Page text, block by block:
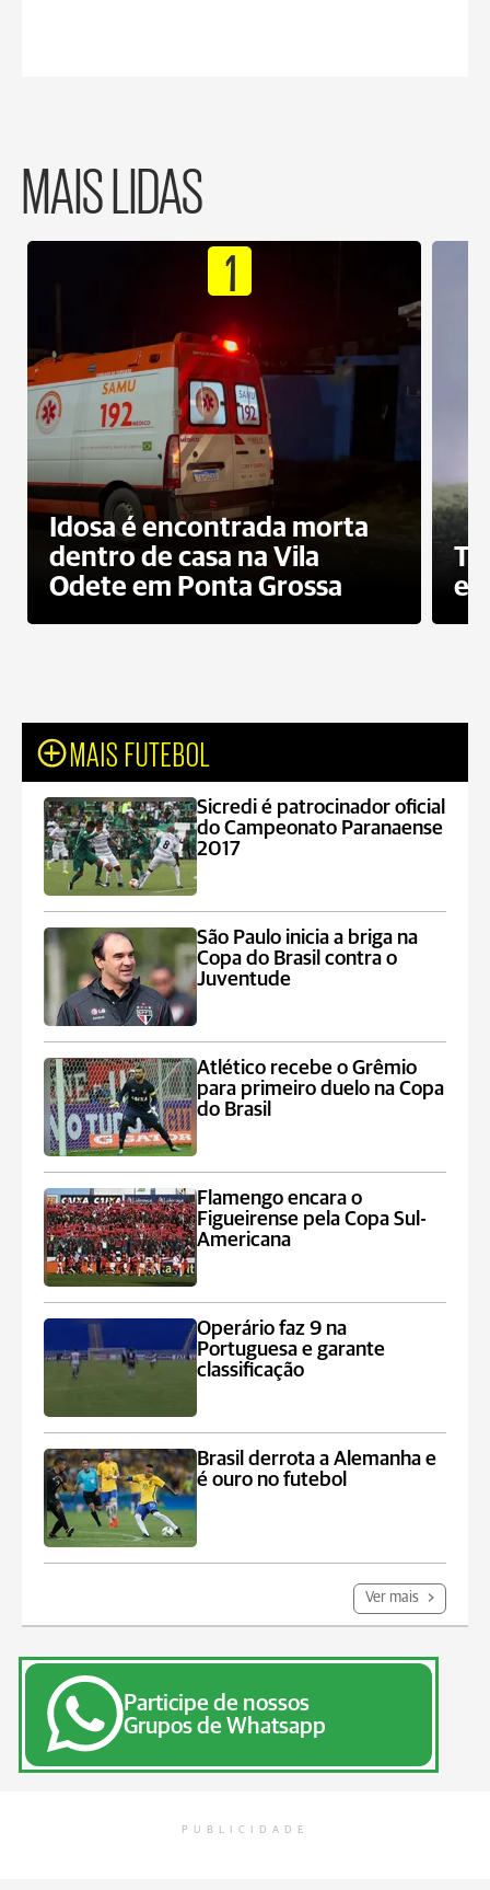
MAIS LIDAS
1
Idosa é encontrada morta
dentro de casa na Vila
Odete em Ponta Grossa
e
MAIS FUTEBOL
Sicredi é patrocinador oficial
do Campeonato Paranaense
2017
São Paulo inicia a briga na
Copa do Brasil contra o
Juventude
Atlético recebe o Grêmio
para primeiro duelo na Copa
do Brasil
Flamengo encara o
Figueirense pela Copa Sul-
Americana
Operário faz 9 na
Portuguesa e garante
classificação
Brasil derrota a Alemanha e
é ouro no futebol
Ver mais
Participe de nossos
Grupos de Whatsapp
PUBLICIDADE